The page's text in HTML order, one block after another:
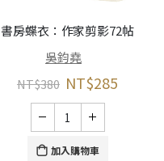
書房蝶衣：作家剪影72帖
吳鈞堯
NT$380 NT$285
加入購物車